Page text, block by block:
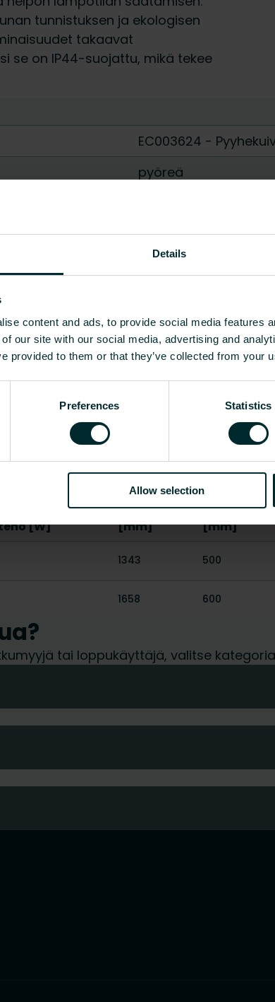
Details
content and ads, to provide social media features
our site with our social media, advertising and
provided to them or that they’ve collected from your
Preferences Statistics
Allow selection
tunnistuksen ja ekologisen
takaavat
se on IP44-suojattu, mikä tekee
EC003624 -
pyöreä
300-500
kromi
kiiltävä
[W]
Korkeus
[mm]
Leveys
[mm]
1343 500
1658 600
tai loppukäyttäjä, valitse